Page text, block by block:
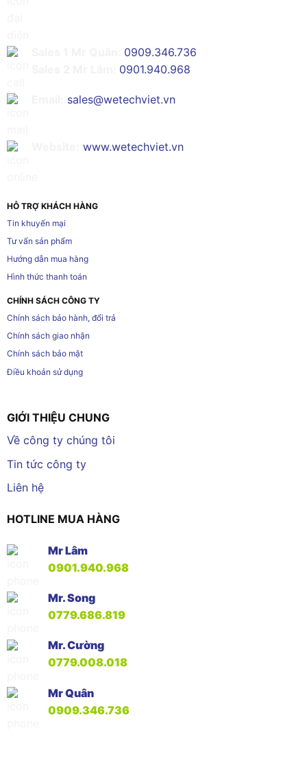
0909.346.736
0901.940.968
sales@wetechviet.vn
www.wetechviet.vn
HỖ TRỢ KHÁCH HÀNG
Tin khuyến mại
Tư vấn sản phẩm
Hướng dẫn mua hàng
Hình thức thanh toán
CHÍNH SÁCH CÔNG TY
Chính sách bảo hành, đổi trả
Chính sách giao nhận
Chính sách bảo mật
Điều khoản sử dụng
GIỚI THIỆU CHUNG
Về công ty chúng tôi
Tin tức công ty
Liên hệ
HOTLINE MUA HÀNG
Mr Lâm
0901.940.968
Mr. Song
0779.686.819
Mr. Cường
0779.008.018
Mr Quân
0909.346.736